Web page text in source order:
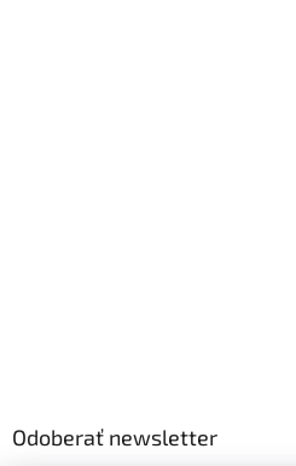
Odoberať newsletter